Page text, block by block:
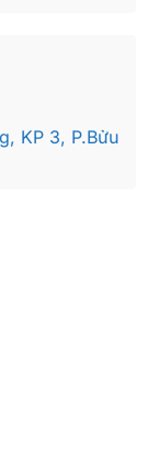
KP 3, P.Bửu